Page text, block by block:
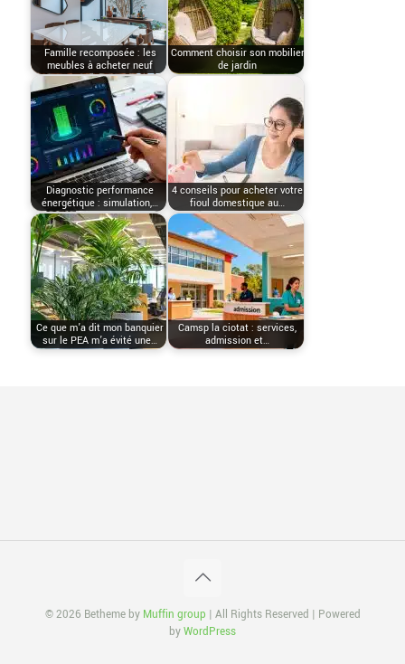
Famille recomposée : les
meubles à acheter neuf
Comment choisir son mobilier
de jardin
Diagnostic performance
énergétique : simulation,…
4 conseils pour acheter votre
fioul domestique au…
Ce que m’a dit mon banquier
sur le PEA m’a évité une…
Camsp la ciotat : services,
admission et…
© 2026 Betheme by Muffin group | All Rights Reserved | Powered
byWordPress